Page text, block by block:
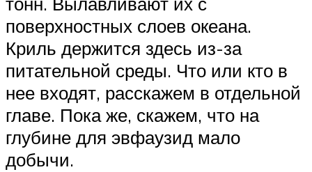
поверхностных слоев океана.
Криль держится здесь из-за
питательной среды. Что или кто в
нее входят, расскажем в отдельной
главе. Пока же, скажем, что на
глубине для эвфаузид мало
добычи.